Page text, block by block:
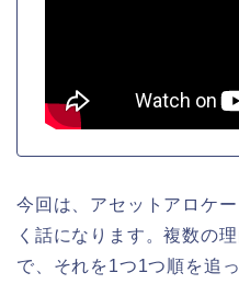
今回は、アセットアロケ
く話になります。複数の
で、それを1つ1つ順を追